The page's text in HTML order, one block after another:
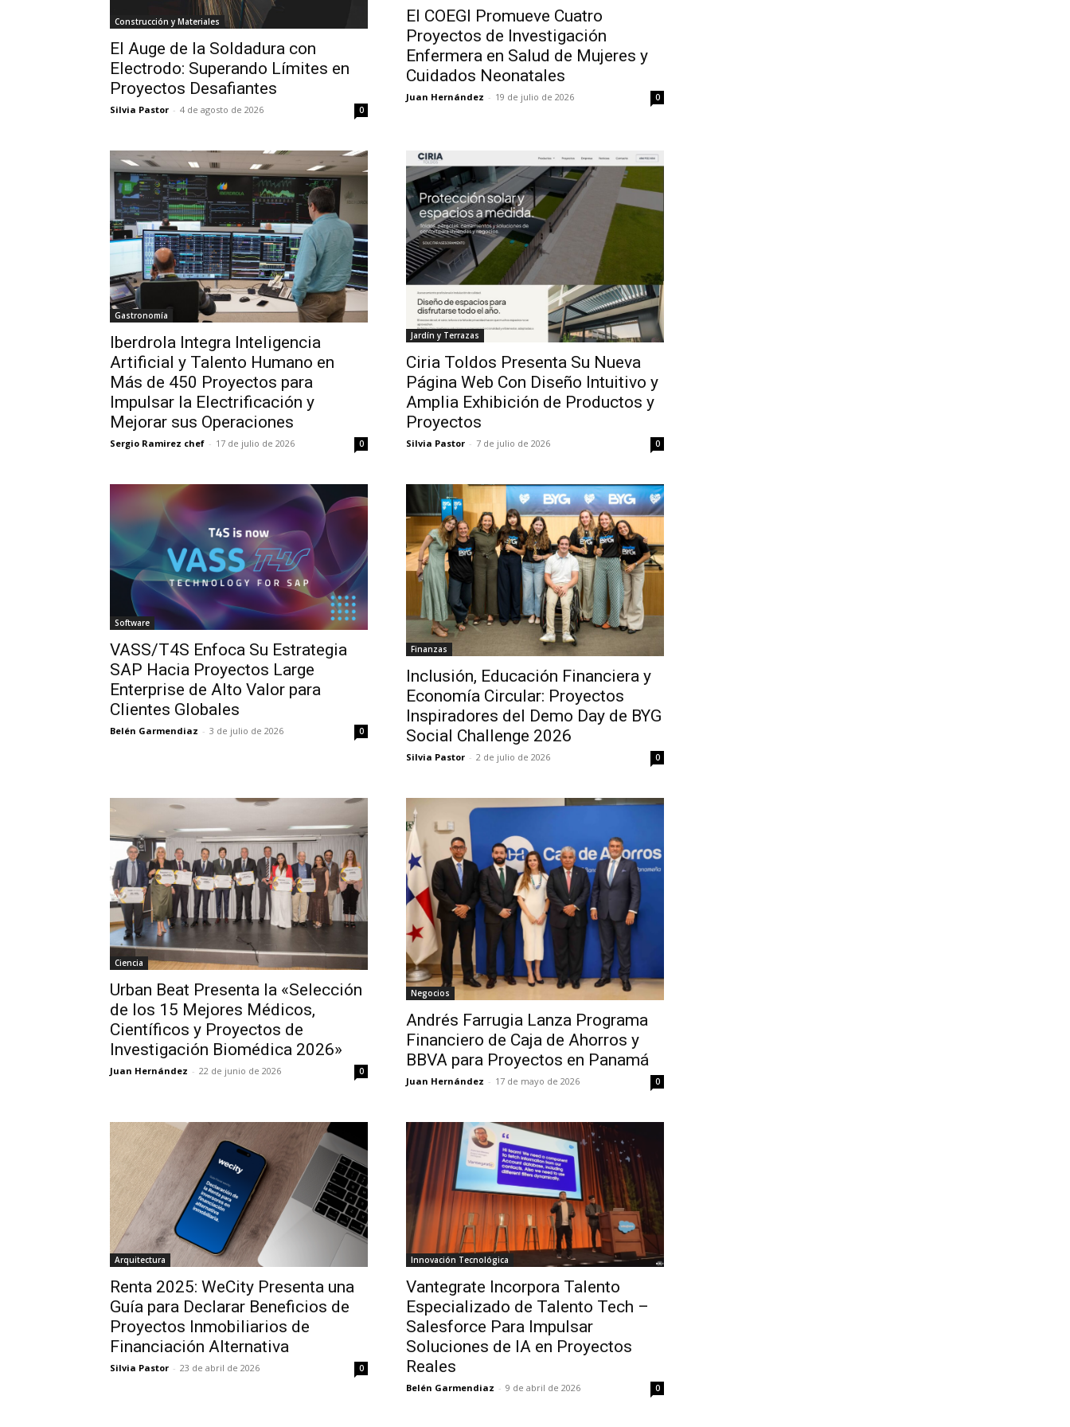
Construcción y Materiales
El Auge de la Soldadura con
Electrodo: Superando Límites en
Proyectos Desafiantes
Silvia Pastor - 4 de agosto de 2026 0
El COEGI Promueve Cuatro
Proyectos de Investigación
Enfermera en Salud de Mujeres y
Cuidados Neonatales
Juan Hernández - 19 de julio de 2026 0
Gastronomía
Iberdrola Integra Inteligencia
Artificial y Talento Humano en
Más de 450 Proyectos para
Impulsar la Electrificación y
Mejorar sus Operaciones
Sergio Ramirez chef - 17 de julio de 2026 0
Jardín y Terrazas
Ciria Toldos Presenta Su Nueva
Página Web Con Diseño Intuitivo y
Amplia Exhibición de Productos y
Proyectos
Silvia Pastor - 7 de julio de 2026 0
Software
VASS/T4S Enfoca Su Estrategia
SAP Hacia Proyectos Large
Enterprise de Alto Valor para
Clientes Globales
Belén Garmendiaz - 3 de julio de 2026 0
Finanzas
Inclusión, Educación Financiera y
Economía Circular: Proyectos
Inspiradores del Demo Day de BYG
Social Challenge 2026
Silvia Pastor - 2 de julio de 2026 0
Ciencia
Urban Beat Presenta la «Selección
de los 15 Mejores Médicos,
Científicos y Proyectos de
Investigación Biomédica 2026»
Juan Hernández - 22 de junio de 2026 0
Negocios
Andrés Farrugia Lanza Programa
Financiero de Caja de Ahorros y
BBVA para Proyectos en Panamá
Juan Hernández - 17 de mayo de 2026 0
Arquitectura
Renta 2025: WeCity Presenta una
Guía para Declarar Beneficios de
Proyectos Inmobiliarios de
Financiación Alternativa
Silvia Pastor - 23 de abril de 2026 0
Innovación Tecnológica
Vantegrate Incorpora Talento
Especializado de Talento Tech –
Salesforce Para Impulsar
Soluciones de IA en Proyectos
Reales
Belén Garmendiaz - 9 de abril de 2026 0